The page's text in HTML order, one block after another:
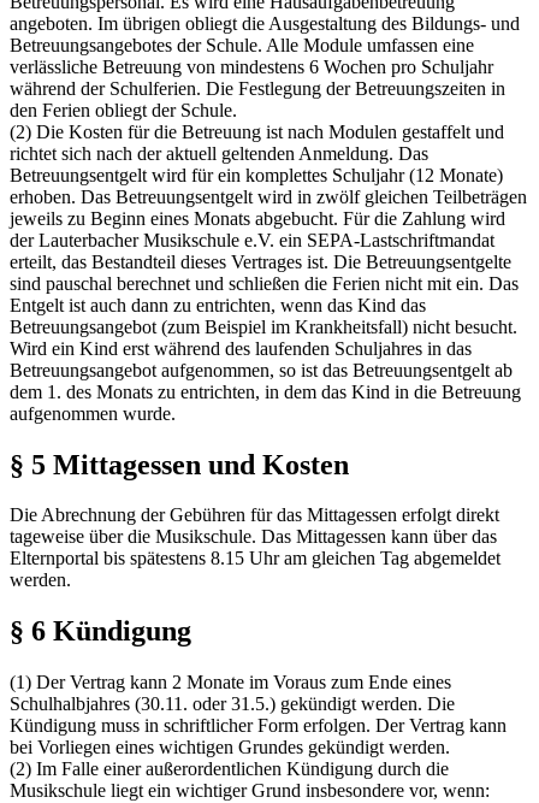
angeboten. Im übrigen obliegt die Ausgestaltung des Bildungs- und
Betreuungsangebotes der Schule. Alle Module umfassen eine
verlässliche Betreuung von mindestens 6 Wochen pro Schuljahr
während der Schulferien. Die Festlegung der Betreuungszeiten in
den Ferien obliegt der Schule.
(2) Die Kosten für die Betreuung ist nach Modulen gestaffelt und
richtet sich nach der aktuell geltenden Anmeldung. Das
Betreuungsentgelt wird für ein komplettes Schuljahr (12 Monate)
erhoben. Das Betreuungsentgelt wird in zwölf gleichen Teilbeträgen
jeweils zu Beginn eines Monats abgebucht. Für die Zahlung wird
der Lauterbacher Musikschule e.V. ein SEPA-Lastschriftmandat
erteilt, das Bestandteil dieses Vertrages ist. Die Betreuungsentgelte
sind pauschal berechnet und schließen die Ferien nicht mit ein. Das
Entgelt ist auch dann zu entrichten, wenn das Kind das
Betreuungsangebot (zum Beispiel im Krankheitsfall) nicht besucht.
Wird ein Kind erst während des laufenden Schuljahres in das
Betreuungsangebot aufgenommen, so ist das Betreuungsentgelt ab
dem 1. des Monats zu entrichten, in dem das Kind in die Betreuung
aufgenommen wurde.
§ 5 Mittagessen und Kosten
Die Abrechnung der Gebühren für das Mittagessen erfolgt direkt
tageweise über die Musikschule. Das Mittagessen kann über das
Elternportal bis spätestens 8.15 Uhr am gleichen Tag abgemeldet
werden.
§ 6 Kündigung
(1) Der Vertrag kann 2 Monate im Voraus zum Ende eines
Schulhalbjahres (30.11. oder 31.5.) gekündigt werden. Die
Kündigung muss in schriftlicher Form erfolgen. Der Vertrag kann
bei Vorliegen eines wichtigen Grundes gekündigt werden.
(2) Im Falle einer außerordentlichen Kündigung durch die
Musikschule liegt ein wichtiger Grund insbesondere vor, wenn: